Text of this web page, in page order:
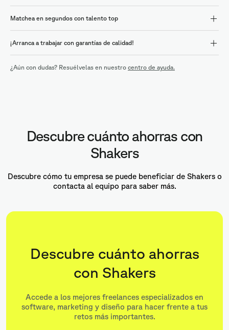
Matchea en segundos con talento top
¡Arranca a trabajar con garantías de calidad!
¿Aún con dudas? Resuélvelas en nuestro centro de ayuda.
Descubre cuánto ahorras con
Shakers
Descubre cómo tu empresa se puede beneficiar de Shakers o
contacta al equipo para saber más.
Descubre cuánto ahorras
con Shakers
Accede a los mejores freelances especializados en
software, marketing y diseño para hacer frente a tus
retos más importantes.